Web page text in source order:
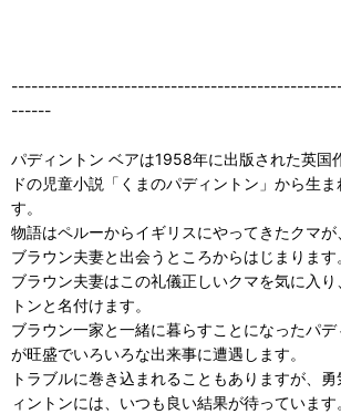
------
パディントン ベアは1958年に出版された英国
ドの児童小説「くまのパディントン」から生
す。
物語はペルーからイギリスにやってきたクマ
ブラウン夫妻と出会うところからはじまります
ブラウン夫妻はこの礼儀正しいクマを気に入
トンと名付けます。
ブラウン一家と一緒に暮らすことになったパ
が旺盛でいろいろな出来事に遭遇します。
トラブルに巻き込まれることもありますが、
ィントンには、いつも良い結果が待っています